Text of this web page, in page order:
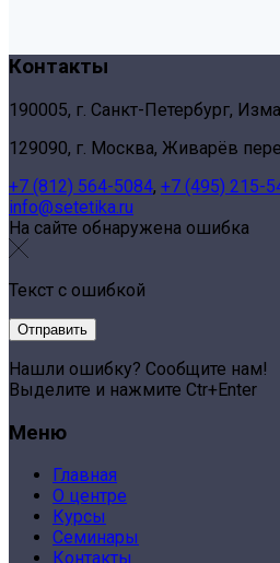
Контакты
190005, г. Санкт-Петербург,
129090, г. Москва, Живарёв
+7 (812) 564-5084, +7 (495) 215-
info@setetika.ru
На сайте обнаружена ошибка
Текст с ошибкой
Нашли ошибку? Сообщите нам!
Выделите и нажмите Ctr+Enter
Меню
Главная
О центре
Курсы
Семинары
Контакты